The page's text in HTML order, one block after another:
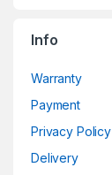
Info
Warranty
Payment
Privacy Policy
Delivery